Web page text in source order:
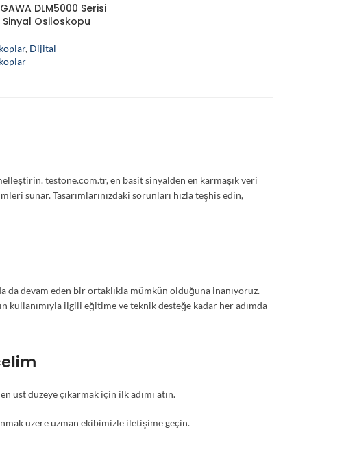
DLM5000 Serisi
Sinyal Osiloskopu
, Dijital
testone.com.tr, en basit sinyalden en karmaşık veri
sunar. Tasarımlarınızdaki sorunları hızla teşhis edin,
da devam eden bir ortaklıkla mümkün olduğuna inanıyoruz.
kullanımıyla ilgili eğitime ve teknik desteğe kadar her adımda
üst düzeye çıkarmak için ilk adımı atın.
üzere uzman ekibimizle iletişime geçin.